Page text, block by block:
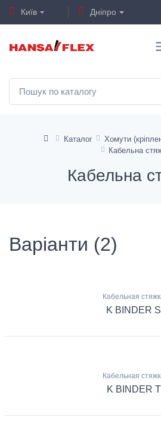
Київ Дніпро
Каталог
Кабельна
Кабельна
Варіанти (2)
Кабельная
K BINDER S
Кабельная
K BINDER T